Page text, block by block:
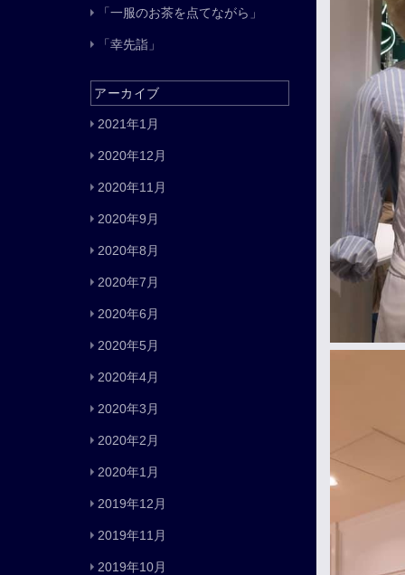
「一服のお茶を点てながら」
「幸先詣」
アーカイブ
2021年1月
2020年12月
2020年11月
2020年9月
2020年8月
2020年7月
2020年6月
2020年5月
2020年4月
2020年3月
2020年2月
2020年1月
2019年12月
2019年11月
2019年10月